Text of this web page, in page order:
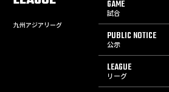
九州アジアリーグ
GAME
試合
PUBLIC NOTICE
公示
LEAGUE
リーグ